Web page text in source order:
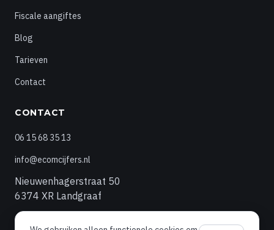
Fiscale aangiftes
Blog
Tarieven
Contact
CONTACT
06 15 68 35 13
info@ecomcijfers.nl
Nieuwenhagerstraat 50
6374 XR Landgraaf